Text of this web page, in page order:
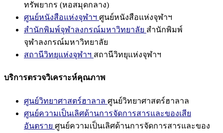
ทรัพยากร (หอสมุดกลาง)
ศูนย์หนังสือแห่งจุฬาฯ ศูนย์หนังสือแห่งจุฬาฯ
สำนักพิมพ์จุฬาลงกรณ์มหาวิทยาลัย สำนักพิมพ์
จุฬาลงกรณ์มหาวิทยาลัย
สถานีวิทยุแห่งจุฬาฯ สถานีวิทยุแห่งจุฬาฯ
บริการตรวจวิเคราะห์คุณภาพ
ศูนย์วิทยาศาสตร์ฮาลาล ศูนย์วิทยาศาสตร์ฮาลาล
ศูนย์ความเป็นเลิศด้านการจัดการสารและของเสีย
อันตราย ศูนย์ความเป็นเลิศด้านการจัดการสารและของ